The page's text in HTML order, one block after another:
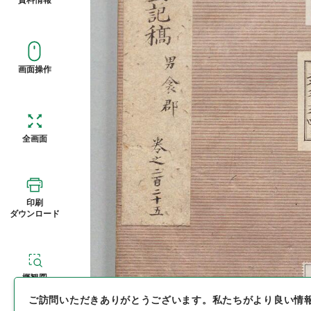
画面操作
全画面
印刷
ダウンロード
概観図
ご訪問いただきありがとうございます。 私たちがより良い情